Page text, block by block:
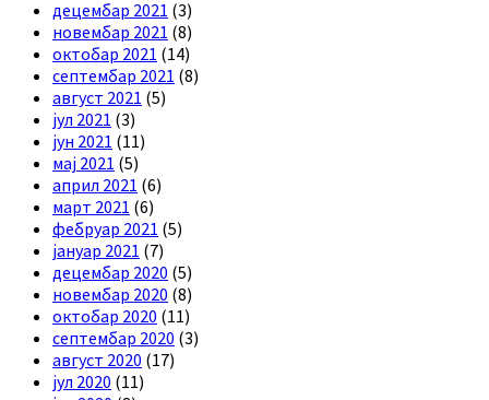
децембар 2021 (3)
новембар 2021 (8)
октобар 2021 (14)
септембар 2021 (8)
август 2021 (5)
јул 2021 (3)
јун 2021 (11)
мај 2021 (5)
април 2021 (6)
март 2021 (6)
фебруар 2021 (5)
јануар 2021 (7)
децембар 2020 (5)
новембар 2020 (8)
октобар 2020 (11)
септембар 2020 (3)
август 2020 (17)
јул 2020 (11)